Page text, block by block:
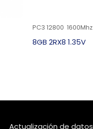
PC3 12800 1600Mhz
8GB 2RX8 1.35V
Actualización de datos